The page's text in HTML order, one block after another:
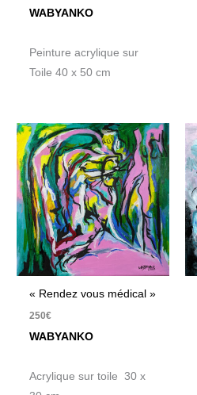
WABYANKO
Peinture acrylique sur
Toile 40 x 50 cm
« Rendez vous médical »
250€
WABYANKO
Acrylique sur toile 30 x